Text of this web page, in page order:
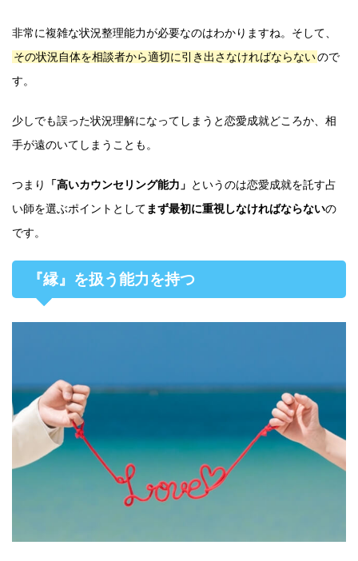
非常に複雑な状況整理能力が必要なのはわかりますね。そして、
その状況自体を相談者から適切に引き出さなければならないので
す。
少しでも誤った状況理解になってしまうと恋愛成就どころか、相
手が遠のいてしまうことも。
つまり 「高いカウンセリング能力」 というのは恋愛成就を託す占
い師を選ぶポイントとして まず最初に重視しなければならないの
です。
『縁』を扱う能力を持つ